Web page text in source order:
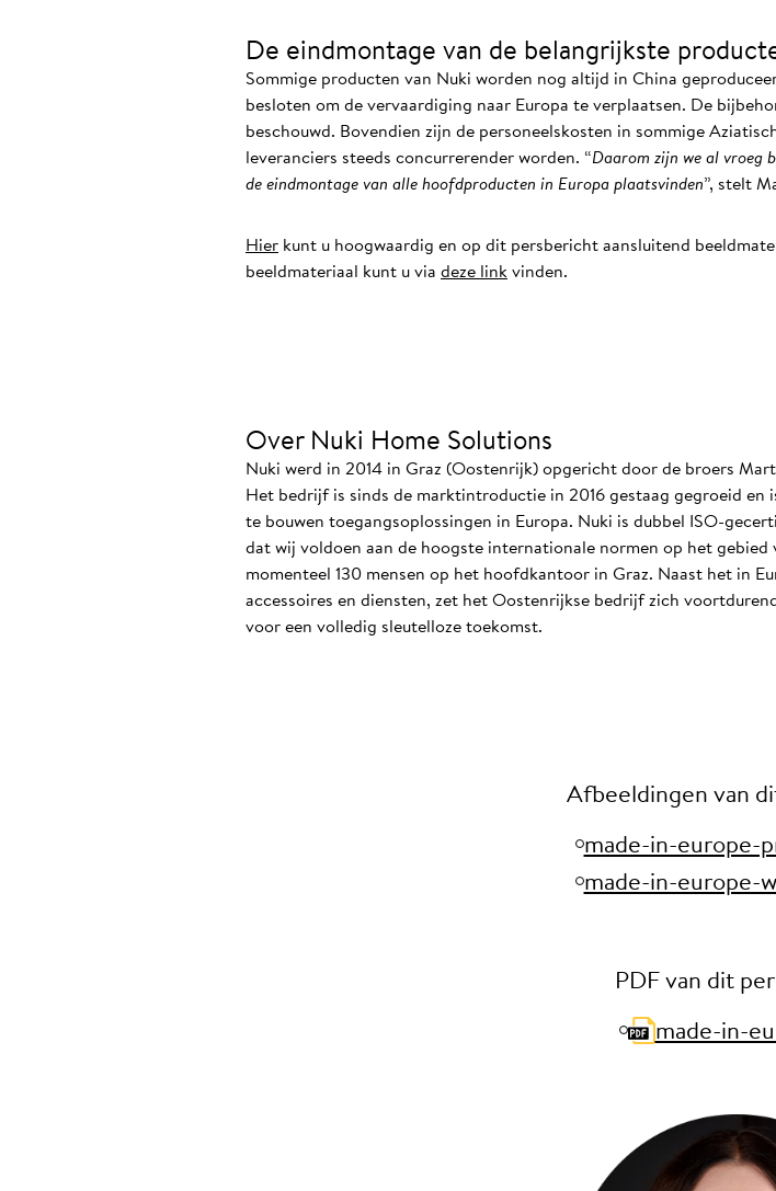
De eindmontage van de belangrijkste
Sommige producten van Nuki worden nog altijd in China
besloten om de vervaardiging naar Europa te verplaatsen. De
beschouwd. Bovendien zijn de personeelskosten in sommige
leveranciers steeds concurrerender worden. “Daarom zijn we al vroeg
de eindmontage van alle hoofdproducten in Europa plaatsvinden”, stelt
Hier kunt u hoogwaardig en op dit persbericht aansluitend
beeldmateriaal kunt u via deze linkvinden.
Over Nuki Home Solutions
Nuki werd in 2014 in Graz (Oostenrijk) opgericht door de broers
Het bedrijf is sinds de marktintroductie in 2016 gestaag gegroeid
te bouwen toegangsoplossingen in Europa. Nuki is dubbel ISO-
dat wij voldoen aan de hoogste internationale normen op het
momenteel 130 mensen op het hoofdkantoor in Graz. Naast het in
accessoires en diensten, zet het Oostenrijkse bedrijf zich
voor een volledig sleutelloze toekomst.
Afbeeldingen van
made-in-europe-
made-in-europe-
PDF van dit
made-in-